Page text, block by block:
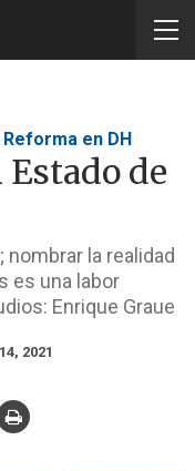
en DH
de
nombrar la realidad
es una labor
Enrique Graue
2021